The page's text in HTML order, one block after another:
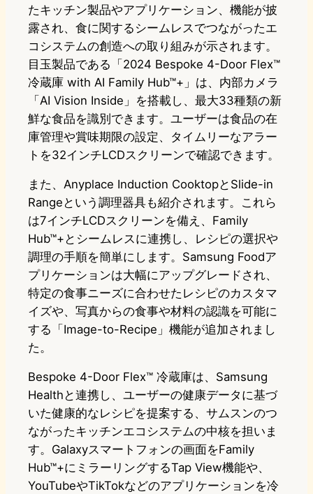
たキッチン製品やアプリケーション、機能が披
露され、食に関するシームレスでつながったエ
コシステムの創造への取り組みが示されます。
目玉製品である「2024 Bespoke 4-Door Flex™
冷蔵庫 with AI Family Hub™+」は、内部カメラ
「AI Vision Inside」を搭載し、最大33種類の新
鮮な食品を識別できます。ユーザーは食品の在
庫管理や賞味期限の設定、タイムリーなアラー
トを32インチLCDスクリーンで確認できます。
また、Anyplace Induction CooktopとSlide-in
Rangeという調理器具も紹介されます。これら
は7インチLCDスクリーンを備え、Family
Hub™+とシームレスに連携し、レシピの選択や
調理の手順を簡単にします。Samsung Foodア
プリケーションは大幅にアップグレードされ、
特定の食事ニーズに合わせたレシピのカスタマ
イズや、写真からの食事や材料の認識を可能に
する「Image-to-Recipe」機能が追加されまし
た。
Bespoke 4-Door Flex™ 冷蔵庫は、Samsung
Healthと連携し、ユーザーの健康データに基づ
いた健康的なレシピを提案する、サムスンのつ
ながったキッチンエコシステムの中核を担いま
す。Galaxyスマートフォンの画面をFamily
Hub™+にミラーリングするTap View機能や、
YouTubeやTikTokなどのアプリケーションを冷